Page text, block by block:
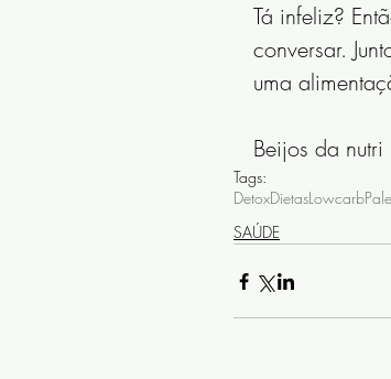
Tá infeliz?
conversar.
uma
Beijos da nutri
Tags:
DetoxDietasLowcarb
SAÚDE